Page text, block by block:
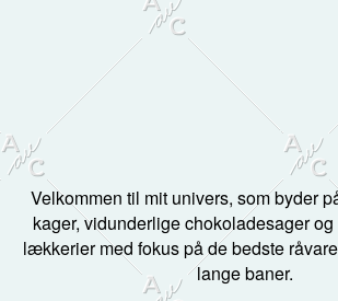
Velkommen til mit univers, som byder
kager, vidunderlige chokoladesager
lækkerier med fokus på de bedste
lange baner.